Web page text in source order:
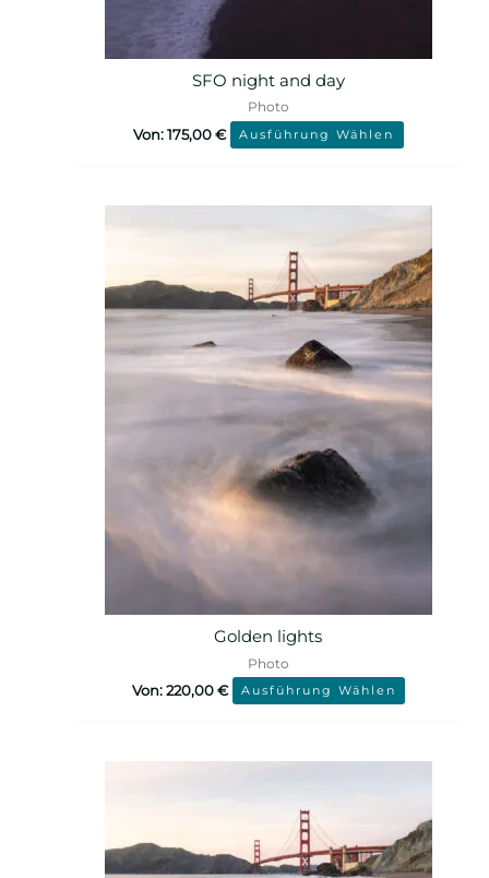
SFO night and day
Photo
Von:175,00€ Ausführung Wählen
Golden lights
Photo
Von:220,00€ Ausführung Wählen